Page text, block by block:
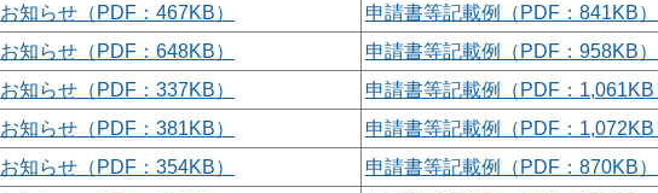
お知らせ（PDF：467KB）
申請書等記載例（PDF：841KB）
お知らせ（PDF：648KB）
申請書等記載例（PDF：958KB）
お知らせ（PDF：337KB）
申請書等記載例（PDF：1,061KB
お知らせ（PDF：381KB）
申請書等記載例（PDF：1,072KB
お知らせ（PDF：354KB）
申請書等記載例（PDF：870KB）